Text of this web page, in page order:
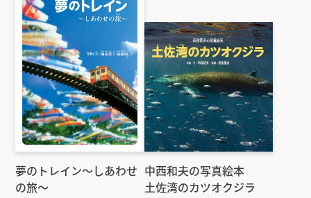
夢のトレイン～しあわせ
の旅～
中西和夫の写真絵本
土佐湾のカツオクジラ